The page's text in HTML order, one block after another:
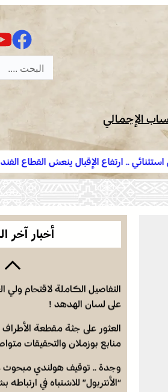
الإجمالي
الإقبال ينعش القطاع الفندقي
أخبار آخر
العثور على جثة مقطعة
منابع بوزملان والتحقيقات
الجريمة
“الأنتربول” للاشتباه في
الرباط في صيف سياحي استثنائي
التفاصيل الكاملة لاقتحام ولي
على لسان الهدهد !
العثور على جثة مقطعة
منابع بوزملان والتحقيقات
وجدة .. توقيف هولندي مبحوث
“الأنتربول” للاشتباه في